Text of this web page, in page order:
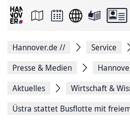
Seite
Facebook
teilen
Seitenlink
Seite
Hannover.de //
Service
Presse & Medien
Aktuelles
Wirtschaft &
Üstra stattet Busflotte mit